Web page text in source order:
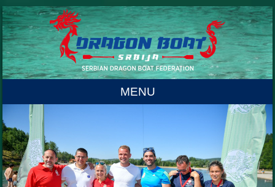
MENU
Skip to content